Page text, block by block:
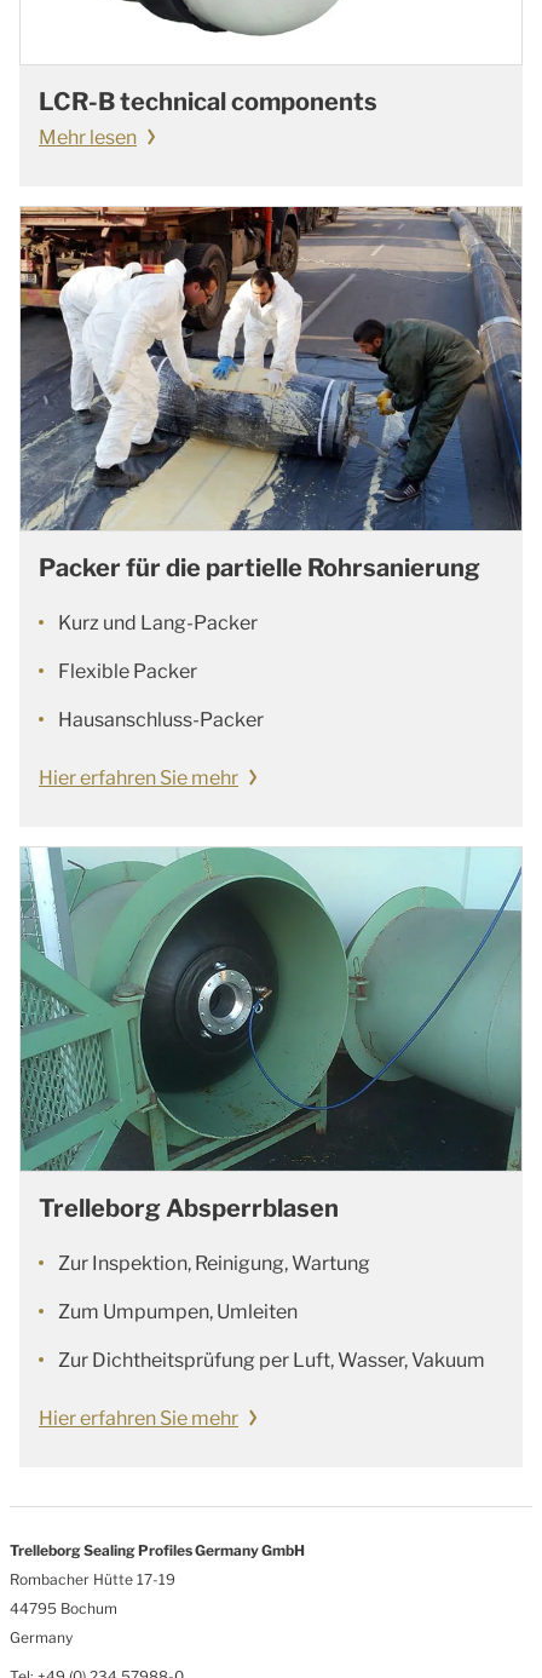
LCR-B technical components
Mehr lesen
Packer für die partielle Rohrsanierung
Kurz und Lang-Packer
Flexible Packer
Hausanschluss-Packer
Hier erfahren Sie mehr
Trelleborg Absperrblasen
Zur Inspektion, Reinigung, Wartung
Zum Umpumpen, Umleiten
Zur Dichtheitsprüfung per Luft, Wasser, Vakuum
Hier erfahren Sie mehr
Trelleborg Sealing Profiles Germany GmbH
Rombacher Hütte 17-19
44795 Bochum
Germany